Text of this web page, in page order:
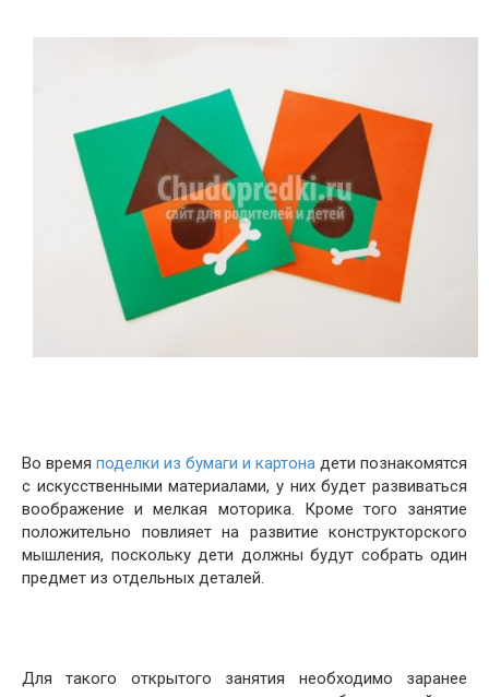
Во время поделки из бумаги и картона дети познакомятся
с искусственными материалами, у них будет развиваться
воображение и мелкая моторика. Кроме того занятие
положительно повлияет на развитие конструкторского
мышления, поскольку дети должны будут собрать один
предмет из отдельных деталей.
Для такого открытого занятия необходимо заранее